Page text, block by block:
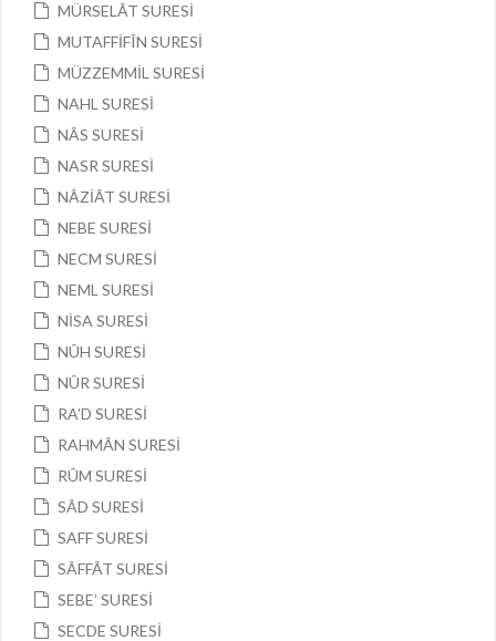
MÜRSELÂT SURESİ
MUTAFFİFÎN SURESİ
MÜZZEMMİL SURESİ
NAHL SURESİ
NÂS SURESİ
NASR SURESİ
NÂZİÂT SURESİ
NEBE SURESİ
NECM SURESİ
NEML SURESİ
NİSA SURESİ
NÛH SURESİ
NÛR SURESİ
RA’D SURESİ
RAHMÂN SURESİ
RÛM SURESİ
SÂD SURESİ
SAFF SURESİ
SÂFFÂT SURESİ
SEBE’ SURESİ
SECDE SURESİ